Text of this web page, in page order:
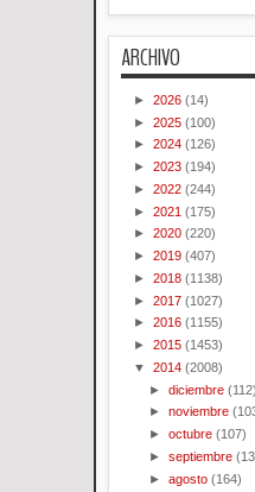
ARCHIVO
► 2026 (14)
► 2025 (100)
► 2024 (126)
► 2023 (194)
► 2022 (244)
► 2021 (175)
► 2020 (220)
► 2019 (407)
► 2018 (1138)
► 2017 (1027)
► 2016 (1155)
► 2015 (1453)
▼ 2014 (2008)
►diciembre (112)
►noviembre
►octubre (107)
►septiembre
►agosto (164)